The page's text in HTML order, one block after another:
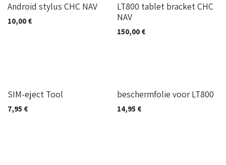
Android stylus CHC NAV
10,00 €
LT800 tablet bracket CHC
NAV
150,00€
SIM-eject Tool
7,95 €
beschermfolie voor LT800
14,95 €